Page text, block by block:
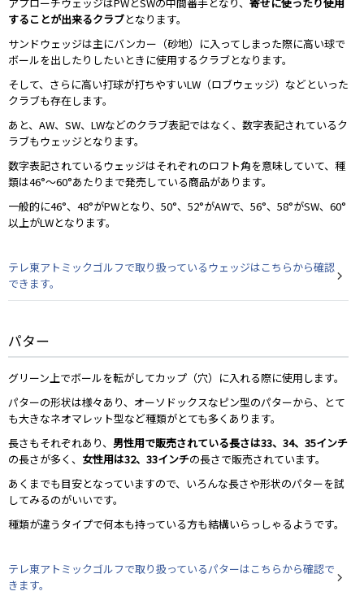
することが出来るクラブとなります。
サンドウェッジは主にバンカー（砂地）に入ってしまった際に高い球で
ボールを出したりしたいときに使用するクラブとなります。
そして、さらに高い打球が打ちやすいLW（ロブウェッジ）などといった
クラブも存在します。
あと、AW、SW、LWなどのクラブ表記ではなく、数字表記されているク
ラブもウェッジとなります。
数字表記されているウェッジはそれぞれのロフト角を意味していて、種
類は46°～60°あたりまで発売している商品があります。
一般的に46°、48°がPWとなり、50°、52°がAWで、56°、58°がSW、60°
以上がLWとなります。
テレ東アトミックゴルフで取り扱っているウェッジはこちらから確認
できます。
パター
グリーン上でボールを転がしてカップ（穴）に入れる際に使用します。
パターの形状は様々あり、オーソドックスなピン型のパターから、とて
も大きなネオマレット型など種類がとても多くあります。
長さもそれぞれあり、 男性用で販売されている長さは33、34、35インチ
の長さが多く、 女性用は32、33インチの長さで販売されています。
あくまでも目安となっていますので、いろんな長さや形状のパターを試
してみるのがいいです。
種類が違うタイプで何本も持っている方も結構いらっしゃるようです。
テレ東アトミックゴルフで取り扱っているパターはこちらから確認で
きます。